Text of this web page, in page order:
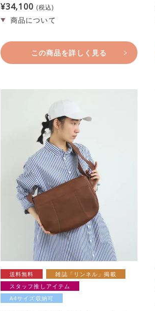
¥34,100 税込
この商品を詳しく見る
送料無料
雑誌「リンネル」掲載
スタッフ推しアイテム
A4サイズ収納可